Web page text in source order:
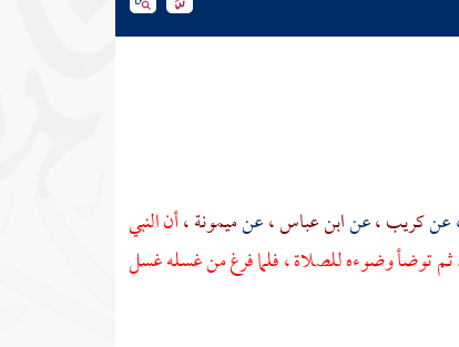
عنكريب ،عنابن عباس ،عنميمونة ،أن النبي
توضأ وضوءه للصلاة ، فلما فرغ من غسله غسل